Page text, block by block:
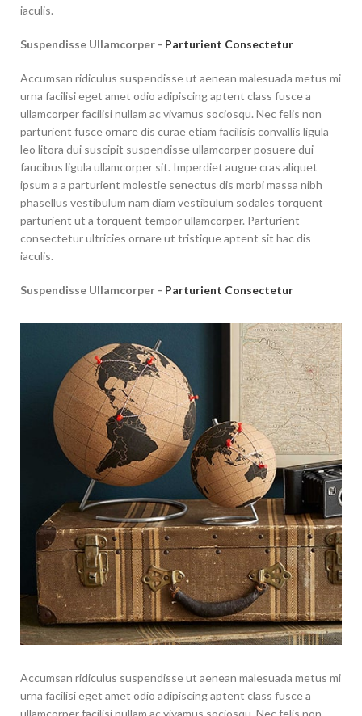
iaculis.
Suspendisse Ullamcorper - Parturient Consectetur
Accumsan ridiculus suspendisse ut aenean malesuada metus mi
urna facilisi eget amet odio adipiscing aptent class fusce a
ullamcorper facilisi nullam ac vivamus sociosqu. Nec felis non
parturient fusce ornare dis curae etiam facilisis convallis ligula
leo litora dui suscipit suspendisse ullamcorper posuere dui
faucibus ligula ullamcorper sit. Imperdiet augue cras aliquet
ipsum a a parturient molestie senectus dis morbi massa nibh
phasellus vestibulum nam diam vestibulum sodales torquent
parturient ut a torquent tempor ullamcorper. Parturient
consectetur ultricies ornare ut tristique aptent sit hac dis
iaculis.
Suspendisse Ullamcorper - Parturient Consectetur
Accumsan ridiculus suspendisse ut aenean malesuada metus mi
urna facilisi eget amet odio adipiscing aptent class fusce a
ullamcorper facilisi nullam ac vivamus sociosqu. Nec felis non